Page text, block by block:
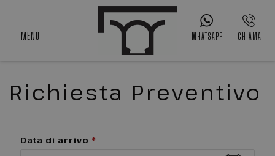
MENU WHATSAPP CHIAMA
Richiesta Preventivo
Data di arrivo *